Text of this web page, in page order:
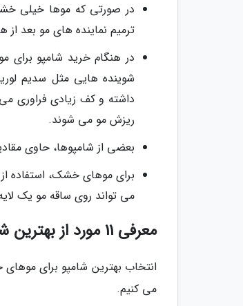
در صورتی که موها خیلی خشک
ترمیم نماینده های مو بعد
در هنگام خرید شامپو برای
شوینده هایی مثل سدیم
داشته و کف زیادی فراوری
ریزش مو می شوند.
بعضی از شامپوها، حاوی
می تواند روی ساقه مو یک
معرفی 11 مورد از بهترین شامپوها برای موهای خشک
انتخاب بهترین شامپو برای
می کنیم.